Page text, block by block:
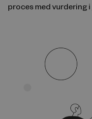
proces med vurdering i